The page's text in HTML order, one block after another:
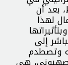
بعد أن
لهذا
إلى
وتصطدم